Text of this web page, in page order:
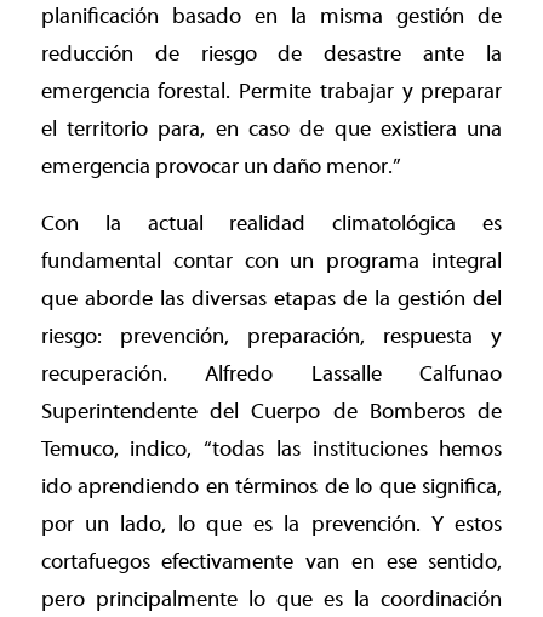
planificación basado en la misma gestión de
reducción de riesgo de desastre ante la
emergencia forestal. Permite trabajar y preparar
el territorio para, en caso de que existiera una
emergencia provocar un daño menor.”
Con la actual realidad climatológica es
fundamental contar con un programa integral
que aborde las diversas etapas de la gestión del
riesgo: prevención, preparación, respuesta y
recuperación. Alfredo Lassalle Calfunao
Superintendente del Cuerpo de Bomberos de
Temuco, indico, “todas las instituciones hemos
ido aprendiendo en términos de lo que significa,
por un lado, lo que es la prevención. Y estos
cortafuegos efectivamente van en ese sentido,
pero principalmente lo que es la coordinación